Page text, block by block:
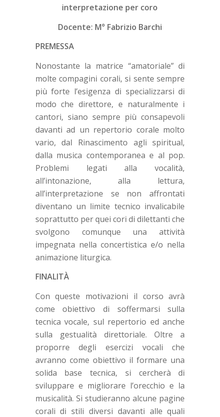
interpretazione per coro
Docente: M° Fabrizio Barchi
PREMESSA
Nonostante la matrice “amatoriale” di
molte compagini corali, si sente sempre
più forte l’esigenza di specializzarsi di
modo che direttore, e naturalmente i
cantori, siano sempre più consapevoli
davanti ad un repertorio corale molto
vario, dal Rinascimento agli spiritual,
dalla musica contemporanea e al pop.
Problemi legati alla vocalità,
all’intonazione, alla lettura,
all’interpretazione se non affrontati
diventano un limite tecnico invalicabile
soprattutto per quei cori di dilettanti che
svolgono comunque una attività
impegnata nella concertistica e/o nella
animazione liturgica.
FINALITÀ
Con queste motivazioni il corso avrà
come obiettivo di soffermarsi sulla
tecnica vocale, sul repertorio ed anche
sulla gestualità direttoriale. Oltre a
proporre degli esercizi vocali che
avranno come obiettivo il formare una
solida base tecnica, si cercherà di
sviluppare e migliorare l’orecchio e la
musicalità. Si studieranno alcune pagine
corali di stili diversi davanti alle quali